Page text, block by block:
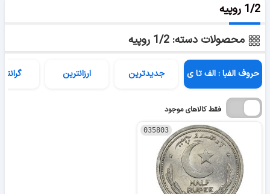
1/2 روپیه
محصولات دسته: 1/2 روپیه
حروف الفبا : الف تا ی جدیدترین ارزانترین
فقط کالاهای موجود
035803